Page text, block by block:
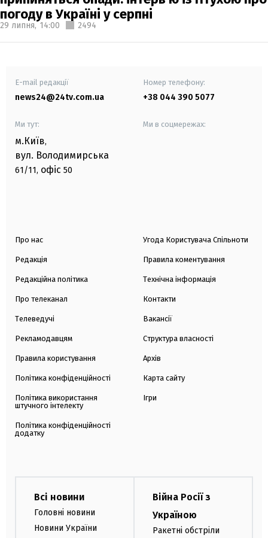
погоду в Україні у серпні
29 липня, 14:00 2494
E-mail редакції
news24@24tv.com.ua
Номер телефону:
+38 044 390 5077
Ми тут:
м.Київ,
вул. Володимирська
61/11, офіс 50
Ми в соцмережах:
Про нас
Редакція
Редакційна політика
Про телеканал
Телеведучі
Рекламодавцям
Правила користування
Політика конфіденційності
Політика використання
штучного інтелекту
Політика конфіденційності
додатку
Угода Користувача Спільноти
Правила коментування
Технічна інформація
Контакти
Вакансії
Структура власності
Архів
Карта сайту
Ігри
Всі новини
Головні новини
Новини України
Війна Росії з
Україною
Ракетні обстріли